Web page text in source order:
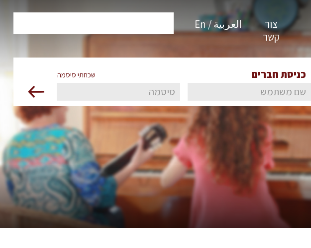
צור
קשר
العربية / En
כניסת חברים שכחתי סיסמה